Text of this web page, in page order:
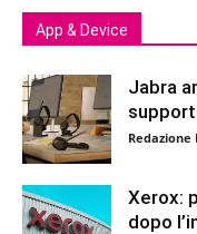
App & Device
Jabra
Redazione
Xerox:
dopo